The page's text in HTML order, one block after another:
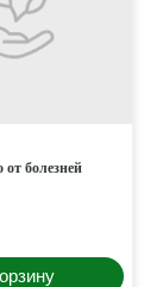
от болезней